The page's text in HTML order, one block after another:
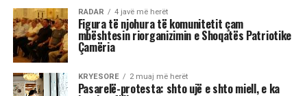
Kur dita barazohet me natën, Meri
Shehu zbulon se çfarë sjell kjo javë
për çdo shenjë